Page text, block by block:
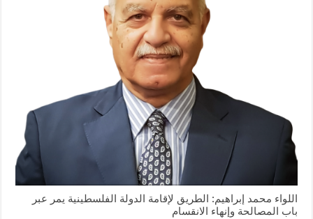
اللواء محمد إبراهيم: الطريق لإقامة الدولة الفلسطينية يمر عبر
باب المصالحة وإنهاء الانقسام